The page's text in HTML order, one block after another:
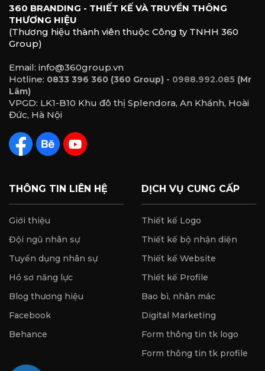
360 BRANDING - THIẾT KẾ VÀ TRUYỀN THÔNG
THƯƠNG HIỆU
(Thương hiệu thành viên thuộc Công ty TNHH 360
Group)
Email: info@360group.vn
Hotline: 0833 396 360 (360 Group) - 0988.992.085 (Mr
Lâm)
VPGD: LK1-B10 Khu đô thị Splendora, An Khánh, Hoài
Đức, Hà Nội
THÔNG TIN LIÊN HỆ
Giới thiệu
Đội ngũ nhân sự
Tuyển dụng nhân sự
Hồ sơ năng lực
Blog thương hiệu
Facebook
Behance
DỊCH VỤ CUNG CẤP
Thiết kế Logo
Thiết kế bộ nhận diện
Thiết kế Website
Thiết kế Profile
Bao bì, nhãn mác
Digital Marketing
Form thông tin tk logo
Form thông tin tk profile